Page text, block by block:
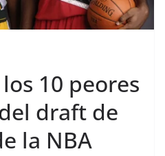
10 peores
draft de
la NBA